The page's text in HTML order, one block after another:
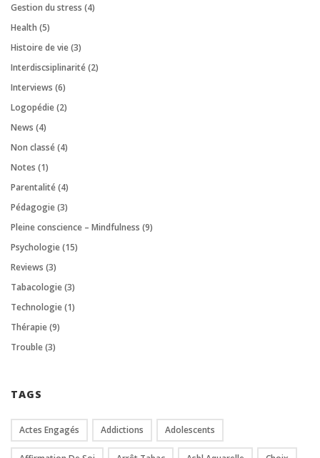
Gestion du stress (4)
Health (5)
Histoire de vie(3)
Interdiscsiplinarité(2)
Interviews (6)
Logopédie(2)
News (4)
Non classé(4)
Notes (1)
Parentalité(4)
Pédagogie(3)
Pleine conscience – Mindfulness (9)
Psychologie(15)
Reviews (3)
Tabacologie(3)
Technologie(1)
Thérapie(9)
Trouble(3)
TAGS
Actes Engagés Addictions Adolescents